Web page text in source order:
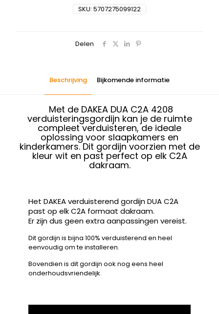
SKU: 5707275099122
Delen
Beschrijving Bijkomende informatie
Met de DAKEA DUA C2A 4208
verduisteringsgordijn kan je de ruimte
compleet verduisteren, de ideale
oplossing voor slaapkamers en
kinderkamers. Dit gordijn voorzien met de
kleur wit en past perfect op elk C2A
dakraam.
Het DAKEA verduisterend gordijn DUA C2A
past op elk C2A formaat dakraam.
Er zijn dus geen extra aanpassingen vereist.
Dit gordijn is bijna 100% verduisterend en heel
eenvoudig om te installeren.
Bovendien is dit gordijn ook nog eens heel
onderhoudsvriendelijk.